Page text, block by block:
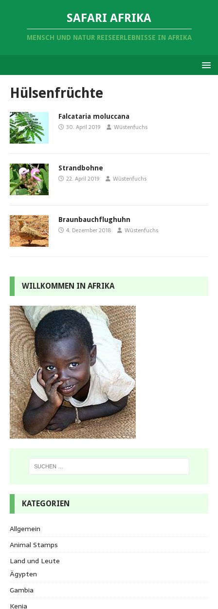
SAFARI AFRIKA
MENSCH UND NATUR REISEERLEBNISSE IN AFRIKA
Hülsenfrüchte
Falcataria moluccana
30. April 2019 Wüstenfuchs
Strandbohne
22. April 2019 Wüstenfuchs
Braunbauchflughuhn
4. Dezember 2018 Wüstenfuchs
WILLKOMMEN IN AFRIKA
KATEGORIEN
Allgemein
Animal Stamps
Land und Leute
Ägypten
Gambia
Kenia